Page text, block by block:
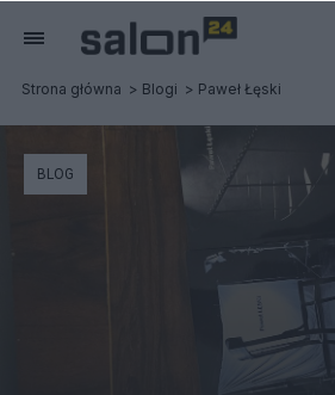
Strona główna Blogi Paweł Łęski
BLOG